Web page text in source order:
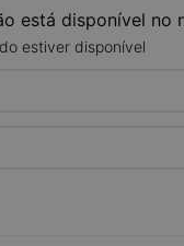
está disponível no
estiver disponível